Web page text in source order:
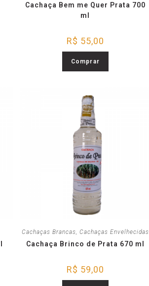
Cachaça Bem me Quer Prata 700
ml
R$ 55,00
Comprar
Cachaças Brancas, Cachaças Envelhecidas
Cachaça Brinco de Prata 670 ml
R$ 59,00